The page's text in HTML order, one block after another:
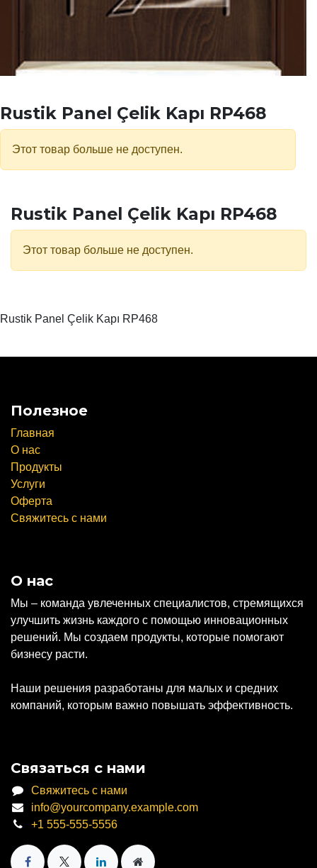
Rustik Panel Çelik Kapı RP468
Этот товар больше не доступен.
Rustik Panel Çelik Kapı RP468
Этот товар больше не доступен.
Rustik Panel Çelik Kapı RP468
Полезное
Главная
О нас
Продукты
Услуги
Оферта
Свяжитесь с нами
О нас
Мы – команда увлеченных специалистов, стремящихся
улучшить жизнь каждого с помощью инновационных
решений. Мы создаем продукты, которые помогают
бизнесу расти.
Наши решения разработаны для малых и средних
компаний, которым важно повышать эффективность.
Связаться с нами
Свяжитесь с нами
info@yourcompany.example.com
+1 555-555-5556